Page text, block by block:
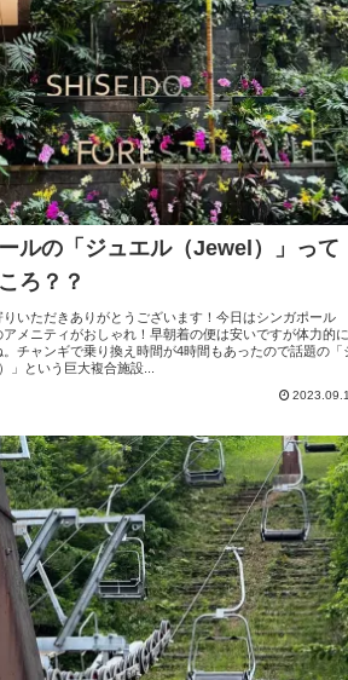
ルの「ジュエル（Jewel）」って
ろ？？
りいただきありがとうございます！今日はシンガポール
アメニティがおしゃれ！早朝着の便は安いですが体力的に
チャンギで乗り換え時間が4時間もあったので話題の「
」という巨大複合施設...